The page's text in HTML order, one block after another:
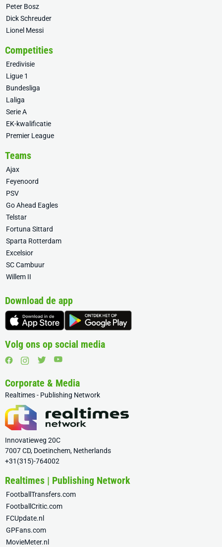
Peter Bosz
Dick Schreuder
Lionel Messi
Competities
Eredivisie
Ligue 1
Bundesliga
Laliga
Serie A
EK-kwalificatie
Premier League
Teams
Ajax
Feyenoord
PSV
Go Ahead Eagles
Telstar
Fortuna Sittard
Sparta Rotterdam
Excelsior
SC Cambuur
Willem II
Download de app
Volg ons op social media
Corporate & Media
Realtimes - Publishing Network
Innovatieweg 20C
7007 CD, Doetinchem, Netherlands
+31(315)-764002
Realtimes | Publishing Network
FootballTransfers.com
FootballCritic.com
FCUpdate.nl
GPFans.com
MovieMeter.nl